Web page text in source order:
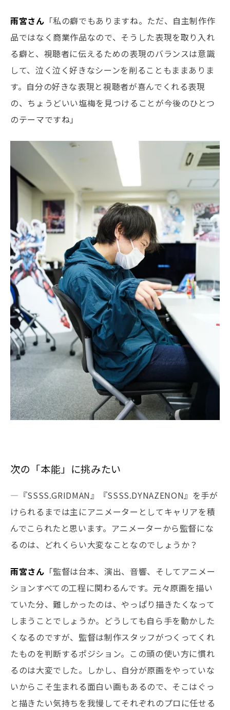
雨宮さん 「私の癖でもありますね。ただ、自主制作作
品ではなく商業作品なので、そうした表現を取り入れ
る癖と、視聴者に伝えるための表現のバランスは意識
して、泣く泣く好きなシーンを削ることもままありま
す。自分の好きな表現と視聴者が喜んでくれる表現
の、ちょうどいい塩梅を見つけることが今後のひとつ
のテーマですね」
次の「本能」に挑みたい
―『SSSS.GRIDMAN』『SSSS.DYNAZENON』を手が
けられるまでは主にアニメーターとしてキャリアを積
んでこられたと思います。アニメーターから監督にな
るのは、どれくらい大変なことなのでしょうか？
雨宮さん 「監督は台本、演出、音響、そしてアニメー
ションすべての工程に関わるんです。元々原画を描い
ていた分、難しかったのは、やっぱり描きたくなって
しまうことでしょうか。どうしても自ら手を動かした
くなるのですが、監督は制作スタッフがつくってくれ
たものを判断するポジション。この頭の使い方に慣れ
るのは大変でした。しかし、自分が原画をやっていな
いからこそ生まれる面白い画もあるので、そこはぐっ
と描きたい気持ちを我慢してそれぞれのプロに任せる